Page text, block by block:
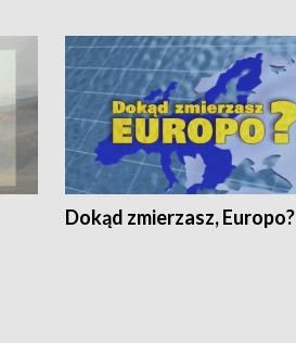
Dokąd zmierzasz, Europo?